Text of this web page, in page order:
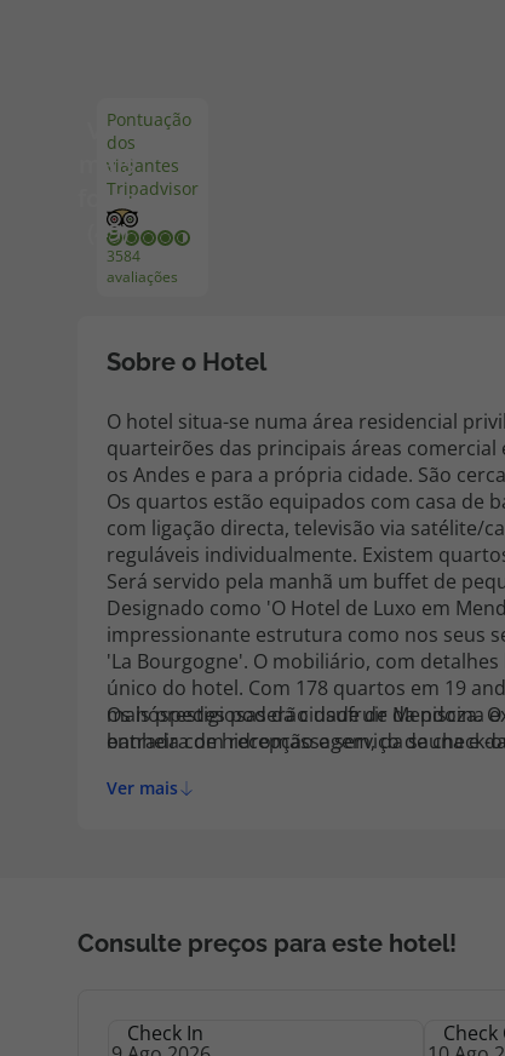
Disneyland ® Paris
Pontuação
dos
viajantes
Tripadvisor
3584
avaliações
Ver
mais
fotos
(49)
Sobre o Hotel
O hotel situa-se numa área residencial
quarteirões das principais áreas
os Andes e para a própria cidade. São
Os quartos estão equipados com casa de
com ligação directa, televisão via satélite/
reguláveis individualmente. Existem
Será servido pela manhã um buffet de
Designado como 'O Hotel de Luxo em
impressionante estrutura como nos seus
'La Bourgogne'. O mobiliário, com
único do hotel. Com 178 quartos em 19
mais prestigiosas da cidade de Mendoza.
entrada com recepção e serviço de
bicicletas.
Os hóspedes poderão usufruir da piscina
banheira de hidromassagem, da sauna e
Ver mais
Consulte preços para este hotel!
Check In Check